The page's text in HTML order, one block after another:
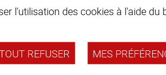
l'utilisation des cookies à l'aide du
REFUSER MES